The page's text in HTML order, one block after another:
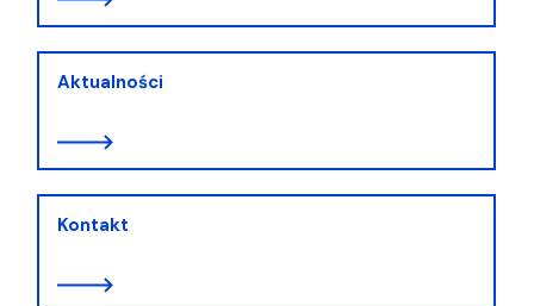
Aktualności
Kontakt